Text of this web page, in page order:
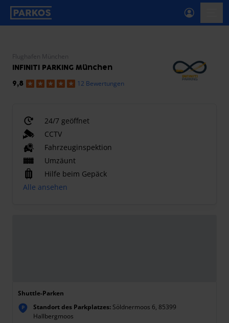
beschriftung-für-primäre-navigation
Flughafen München
INFINITI PARKING München
9,8 12 Bewertungen
24/7 geöffnet
CCTV
Fahrzeuginspektion
Umzäunt
Hilfe beim Gepäck
Alle ansehen
Shuttle-Parken
P Standort des Parkplatzes: Söldnermoos 6, 85399
Hallbergmoos